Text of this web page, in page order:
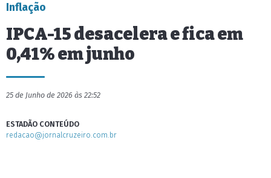
Inflação
IPCA-15 desacelera e fica em
0,41% em junho
25 de Junho de 2026 às 22:52
ESTADÃO CONTEÚDO
redacao@jornalcruzeiro.com.br